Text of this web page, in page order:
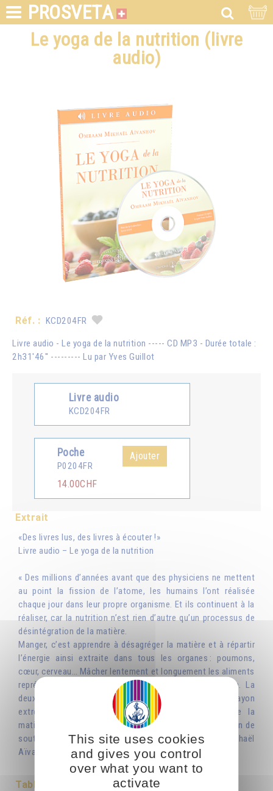
PROSVETA
Le yoga de la nutrition (livre
audio)
Réf. : KCD204FR
Livre audio - Le yoga de la nutrition ----- CD MP3 - Durée totale :
2h31'46'' --------- Lu par Yves Guillot
Livre audio
KCD204FR
Poche
P0204FR
14.00CHF
Ajouter
Extrait
«Des livres lus, des livres à écouter !»
Livre audio – Le yoga de la nutrition
« Des millions d’années avant que des physiciens ne mettent
au point la fission de l’atome, les humains l’ont réalisée
chaque jour dans leur propre organisme. Et ils continuent à la
réaliser, car la nutrition n’est rien d’autre qu’un processus de
désintégration de la matière.
Manger, c’est apprendre à désagréger la matière et à répartir
l’énergie ainsi extraite dans tous les organes : poumons,
cœur, cerveau… Mâcher lentement et longuement les aliments
représente une première étape de cette désintégration. La
deuxième étape est le travail de la pensée qui, tel un rayon
extrêmement pénétrant, s’introduit jusqu’au cœur de la
matière dont elle libère les énergies les plus subtiles afin de
soutenir le travail de l’âme et de l’esprit. » --- Omraam Mikhaël
Aïvanhov
Table des matières
This site uses cookies
and gives you control
over what you want to
activate